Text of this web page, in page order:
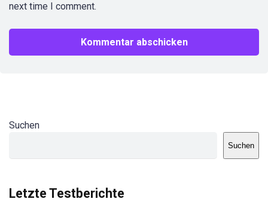
next time I comment.
Suchen
Suchen
Letzte Testberichte